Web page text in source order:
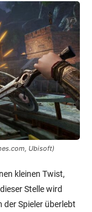
Ubisoft)
kleinen Twist,
Stelle wird
Spieler überlebt